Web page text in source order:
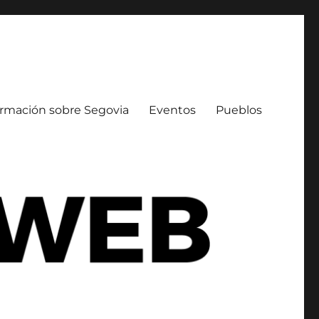
sobre Segovia Eventos Pueblos